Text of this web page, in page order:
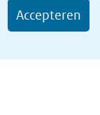
Accepteren